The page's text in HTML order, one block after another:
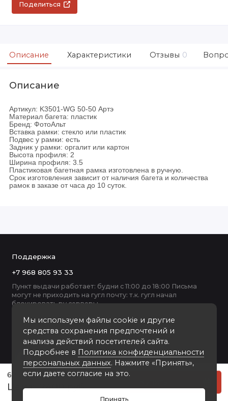
62.2 пластиковая рамка 50-50
2400 руб
Поделиться
Описание Характеристики Отзывы 0
Описание
Артикул: K3501-WG 50-50 Артэ
Материал багета: пластик
Бренд: ФотоАльт
Вставка рамки: стекло или пластик
Подвес у рамки: есть
Задник у рамки: оргалит или картон
Высота профиля: 2
Ширина профиля: 3.5
Пластиковая багетная рамка изготовлена в ручную.
Срок изготовления зависит от наличия багета и количества
рамок в заказе от часа до 10 суток.
Мы используем файлы cookie и другие
средства сохранения предпочтений и
анализа действий посетителей сайта.
Подробнее в Политика конфиденциальности
персональных данных. Нажмите «Принять»,
если даете согласие на это.
Принять
Поддержка
+7 968 805 93 33
Пункт выдачи работает: будни с 11:00 до 18:00 Письма
могут не приходить на гугл почту: т.к. гугл начал
блокировать ру серверы